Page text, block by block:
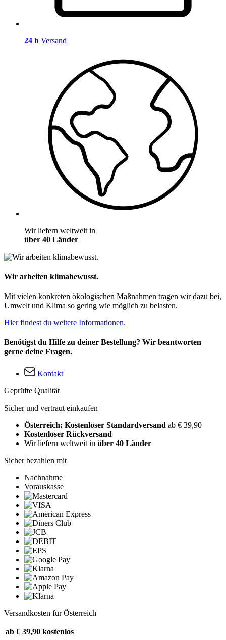
24 h Versand
Wir liefern weltweit in
über 40 Länder
Wir arbeiten klimabewusst.
Mit vielen konkreten ökologischen Maßnahmen tragen wir dazu bei,
Umwelt und Klima so gering wie möglich zu belasten.
Hier findest du weitere Informationen.
Benötigst du Hilfe zu deiner Bestellung? Wir beantworten
gerne deine Fragen.
Kontakt
Geprüfte Qualität
Sicher und vertraut einkaufen
Österreich: Kostenloser Standardversand ab € 39,90
Kostenloser Rückversand
Wir liefern weltweit in über 40 Länder
Sicher bezahlen mit
Nachnahme
Vorauskasse
Versandkosten für Österreich
ab € 39,90 kostenlos